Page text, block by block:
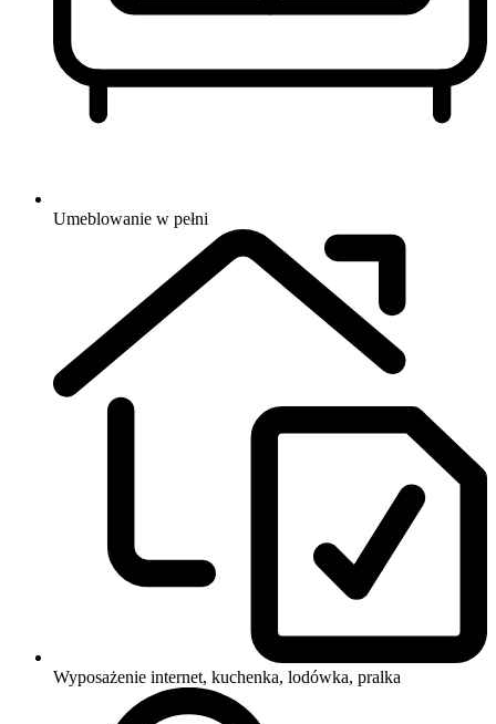
Umeblowanie w pełni
Wyposażenie internet, kuchenka, lodówka, pralka